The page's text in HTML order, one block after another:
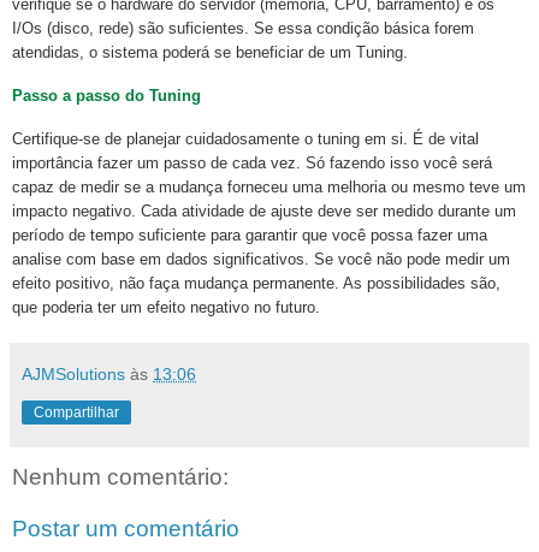
verifique se o hardware do servidor (memoria, CPU, barramento) e os
I/Os (disco, rede) são suficientes. Se essa condição básica forem
atendidas, o sistema poderá se beneficiar de um Tuning.
Passo a passo do Tuning
Certifique-se de planejar cuidadosamente o tuning em si. É de vital
importância fazer um passo de cada vez. Só fazendo isso você será
capaz de medir se a mudança forneceu uma melhoria ou mesmo teve um
impacto negativo. Cada atividade de ajuste deve ser medido durante um
período de tempo suficiente para garantir que você possa fazer uma
analise com base em dados significativos. Se você não pode medir um
efeito positivo, não faça mudança permanente. As possibilidades são,
que poderia ter um efeito negativo no futuro.
AJMSolutions às 13:06
Compartilhar
Nenhum comentário:
Postar um comentário